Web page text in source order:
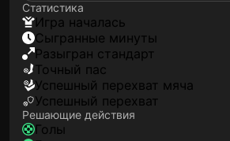
Статистика
игра началась
сыгранные минуты
разыгран стандарт
точный пас
успешный перехват мяча
успешный перехват
Решающие действия
голы